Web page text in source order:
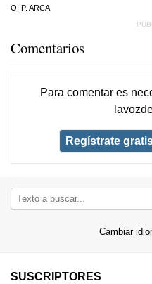
O. P. ARCA
Comentarios
Para comentar es
Regístrate
Cambiar
SUSCRIPTORES